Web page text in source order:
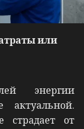
или
энергии
актуальной.
страдает от